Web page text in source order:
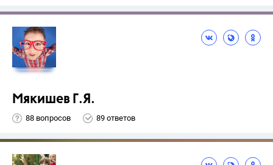
Мякишев Г.Я.
88 вопросов 89 ответов